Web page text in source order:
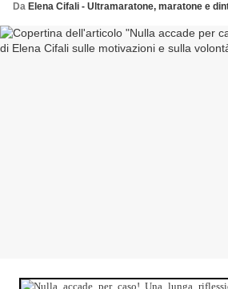
Da Elena Cifali - Ultramaratone, maratone e